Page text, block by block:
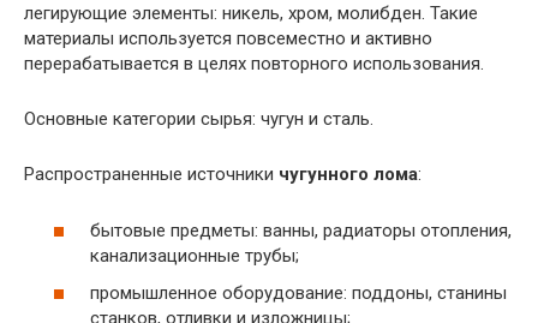
легирующие элементы: никель, хром, молибден. Такие
материалы используется повсеместно и активно
перерабатывается в целях повторного использования.
Основные категории сырья: чугун и сталь.
Распространенные источники чугунного лома:
бытовые предметы: ванны, радиаторы отопления,
канализационные трубы;
промышленное оборудование: поддоны, станины
станков, отливки и изложницы;